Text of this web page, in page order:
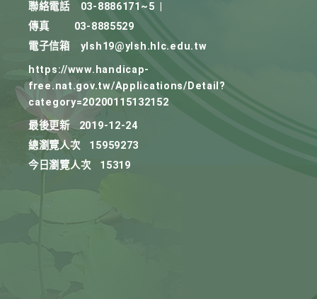
聯絡電話
03-8886171~5
傳真
03-8885529
電子信箱
ylsh19@ylsh.hlc.edu.tw
https://www.handicap-
free.nat.gov.tw/Applications/Detail?
category=20200115132152
最後更新
2019-12-24
總瀏覽人次
15959273
今日瀏覽人次
15319